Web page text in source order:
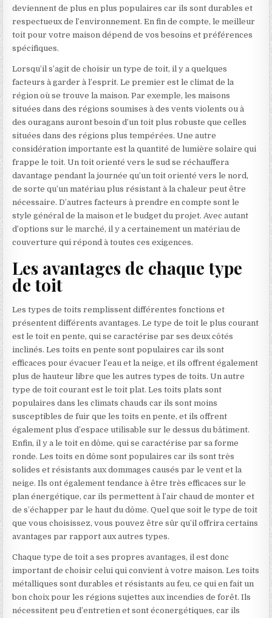
deviennent de plus en plus populaires car ils sont durables et
respectueux de l’environnement. En fin de compte, le meilleur
toit pour votre maison dépend de vos besoins et préférences
spécifiques.
Lorsqu’il s’agit de choisir un type de toit, il y a quelques
facteurs à garder à l’esprit. Le premier est le climat de la
région où se trouve la maison. Par exemple, les maisons
situées dans des régions soumises à des vents violents ou à
des ouragans auront besoin d’un toit plus robuste que celles
situées dans des régions plus tempérées. Une autre
considération importante est la quantité de lumière solaire qui
frappe le toit. Un toit orienté vers le sud se réchauffera
davantage pendant la journée qu’un toit orienté vers le nord,
de sorte qu’un matériau plus résistant à la chaleur peut être
nécessaire. D’autres facteurs à prendre en compte sont le
style général de la maison et le budget du projet. Avec autant
d’options sur le marché, il y a certainement un matériau de
couverture qui répond à toutes ces exigences.
Les avantages de chaque type
de toit
Les types de toits remplissent différentes fonctions et
présentent différents avantages. Le type de toit le plus courant
est le toit en pente, qui se caractérise par ses deux côtés
inclinés. Les toits en pente sont populaires car ils sont
efficaces pour évacuer l’eau et la neige, et ils offrent également
plus de hauteur libre que les autres types de toits. Un autre
type de toit courant est le toit plat. Les toits plats sont
populaires dans les climats chauds car ils sont moins
susceptibles de fuir que les toits en pente, et ils offrent
également plus d’espace utilisable sur le dessus du bâtiment.
Enfin, il y a le toit en dôme, qui se caractérise par sa forme
ronde. Les toits en dôme sont populaires car ils sont très
solides et résistants aux dommages causés par le vent et la
neige. Ils ont également tendance à être très efficaces sur le
plan énergétique, car ils permettent à l’air chaud de monter et
de s’échapper par le haut du dôme. Quel que soit le type de toit
que vous choisissez, vous pouvez être sûr qu’il offrira certains
avantages par rapport aux autres types.
Chaque type de toit a ses propres avantages, il est donc
important de choisir celui qui convient à votre maison. Les toits
métalliques sont durables et résistants au feu, ce qui en fait un
bon choix pour les régions sujettes aux incendies de forêt. Ils
nécessitent peu d’entretien et sont éconergétiques, car ils